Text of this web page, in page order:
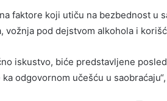
faktore koji utiču na bezbednost u
vožnja pod dejstvom alkohola i
iskustvo, biće predstavljene
odgovornom učešću u